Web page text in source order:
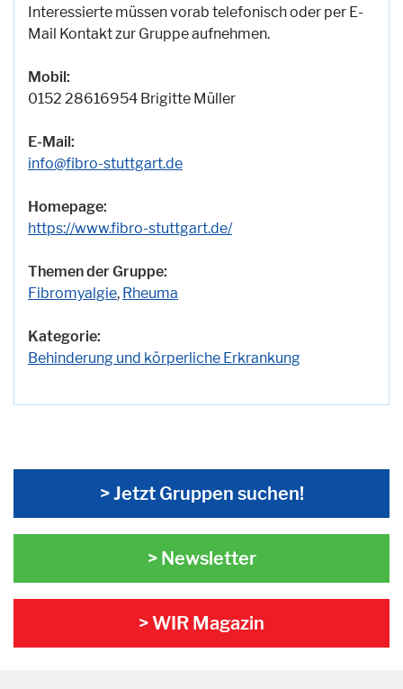
Interessierte müssen vorab telefonisch oder per E-
Mail Kontakt zur Gruppe aufnehmen.
Mobil:
0152 28616954 Brigitte Müller
E-Mail:
info@fibro-stuttgart.de
Homepage:
https://www.fibro-stuttgart.de/
Themen der Gruppe:
Fibromyalgie, Rheuma
Kategorie:
Behinderung und körperliche Erkrankung
> Jetzt Gruppen suchen!
> Newsletter
> WIR Magazin